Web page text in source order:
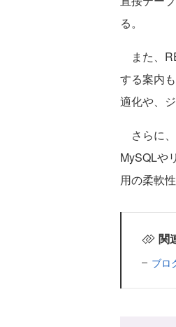
る。
また、
する案内
適化や、
さらに
MySQLや
用の柔軟
関
ブロ